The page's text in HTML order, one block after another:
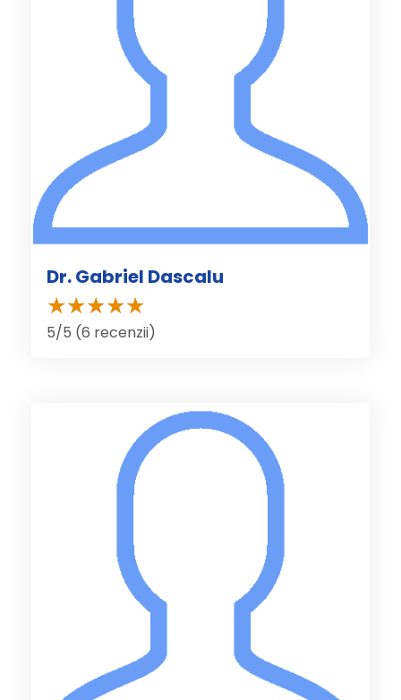
Dr. Gabriel Dascalu
5/5 (6 recenzii)